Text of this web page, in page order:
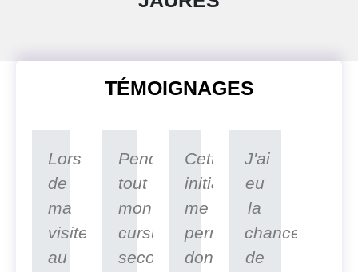
TÉMOIGNAGES
Lors
de
ma
visite
au
Pendant
tout
mon
cursus
secondaire
Cette
initiative
me
permettra
donc,
J'ai
eu
la
chance
de